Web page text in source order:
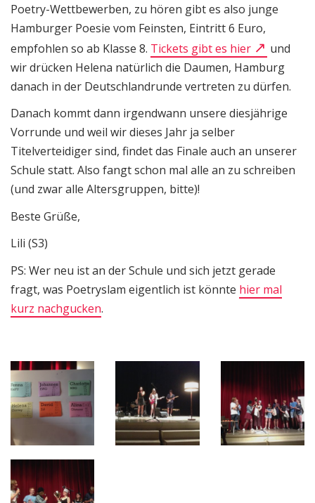
Poetry-Wettbewerben, zu hören gibt es also junge
Hamburger Poesie vom Feinsten, Eintritt 6 Euro,
empfohlen so ab Klasse 8. Tickets gibt es hier
und
wir drücken Helena natürlich die Daumen, Hamburg
danach in der Deutschlandrunde vertreten zu dürfen.
Danach kommt dann irgendwann unsere diesjährige
Vorrunde und weil wir dieses Jahr ja selber
Titelverteidiger sind, findet das Finale auch an unserer
Schule statt. Also fangt schon mal alle an zu schreiben
(und zwar alle Altersgruppen, bitte)!
Beste Grüße,
Lili (S3)
PS: Wer neu ist an der Schule und sich jetzt gerade
fragt, was Poetryslam eigentlich ist könnte hier mal
kurz nachgucken.